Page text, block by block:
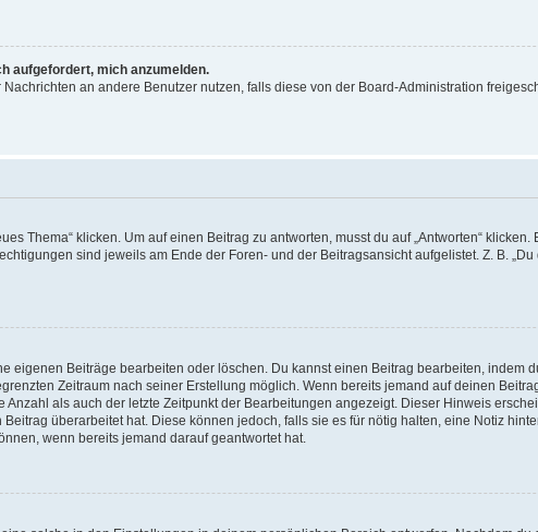
aufgefordert, mich anzumelden.
an andere Benutzer nutzen, falls diese von der Board-Administration
Thema“ klicken. Um auf einen Beitrag zu antworten, musst du auf „Antworten“
sind jeweils am Ende der Foren- und der Beitragsansicht aufgelistet. Z. B. „Du
eigenen Beiträge bearbeiten oder löschen. Du kannst einen Beitrag bearbeiten, indem
Zeitraum nach seiner Erstellung möglich. Wenn bereits jemand auf deinen
als auch der letzte Zeitpunkt der Bearbeitungen angezeigt. Dieser Hinweis
überarbeitet hat. Diese können jedoch, falls sie es für nötig halten, eine Notiz
wenn bereits jemand darauf geantwortet hat.